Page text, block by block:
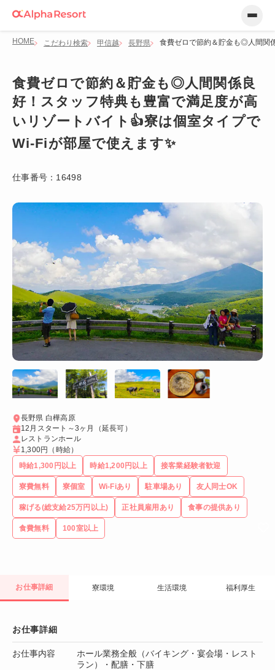
HOME こだわり検索 甲信越 長野県 食費ゼロで節約＆貯金も◎人間関
食費ゼロで節約＆貯金も◎人間関係良
好！スタッフ特典も豊富で満足度が高
いリゾートバイト👍寮は個室タイプで
Wi-Fiが部屋で使えます✨
仕事番号： 16498
長野県 白樺高原
12月スタート～3ヶ月（延長可）
レストランホール
1,300円 （時給）
時給1,300円以上
時給1,200円以上 接客業経験者歓迎
寮費無料 寮個室 Wi-Fiあり 駐車場あり 友人同士OK
稼げる(総支給25万円以上) 正社員雇用あり 食事の提供あり
食費無料 100室以上
お仕事詳細 寮環境 生活環境 福利厚生
お仕事詳細
お仕事内容
ホール業務全般（バイキング・宴会場・レスト
ラン）・配膳・下膳